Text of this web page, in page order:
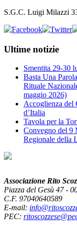
S.G.C. Luigi Milazzi
Ultime notizie
Smentita 29-30
Basta Una
Rituale
maggio 2026)
Accoglienza del
d’Italia
Tavola per la
Convegno del 9
Regionale della
Associazione Rito
Piazza del Gesù 47 -
C.F. 97040640589
E-mail:
PEC: